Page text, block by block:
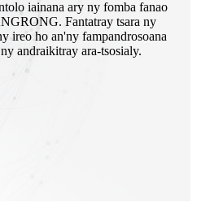
iainana ary ny fomba fanao
Fantatray tsara ny
ireo ho an'ny fampandrosoana
andraikitray ara-tsosialy.